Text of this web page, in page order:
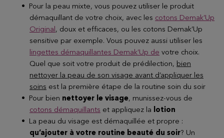
Pour la peau mixte, vous pouvez utiliser le produit
démaquillant de votre choix, avec les cotons Demak’Up
Original, doux et efficaces, ou les cotons Demak’Up
sensitive par exemple. Vous pouvez aussi utiliser les
lingettes démaquillantes Demak’Up de votre choix.
Quel que soit votre produit de prédilection, bien
nettoyer la peau de son visage avant d’appliquer les
soins est la première étape de la routine soin du soir
Pour bien nettoyer le visage, munissez-vous de
cotons démaquillants et appliquez la lotion
La peau du visage est démaquillée et propre :
qu’ajouter à votre routine beauté du soir? Un